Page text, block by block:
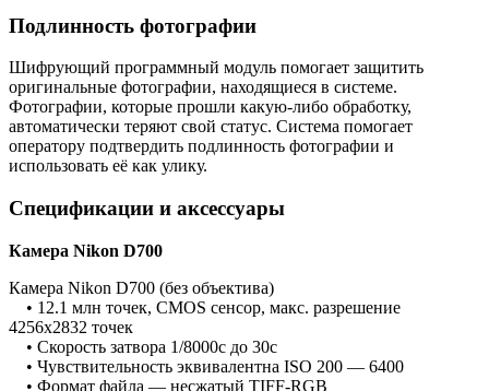
Подлинность фотографии
Шифрующий программный модуль помогает защитить
оригинальные фотографии, находящиеся в системе.
Фотографии, которые прошли какую-либо обработку,
автоматически теряют свой статус. Система помогает
оператору подтвердить подлинность фотографии и
использовать её как улику.
Спецификации и аксессуары
Камера Nikon D700
Камера Nikon D700 (без объектива)
• 12.1 млн точек, CMOS сенсор, макс. разрешение
4256х2832 точек
• Скорость затвора 1/8000с до 30с
• Чувствительность эквивалентна ISO 200 — 6400
• Формат файла — несжатый TIFF-RGB